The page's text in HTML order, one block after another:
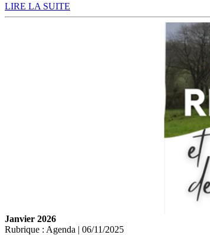
LIRE LA SUITE
Janvier 2026
Rubrique : Agenda | 06/11/2025